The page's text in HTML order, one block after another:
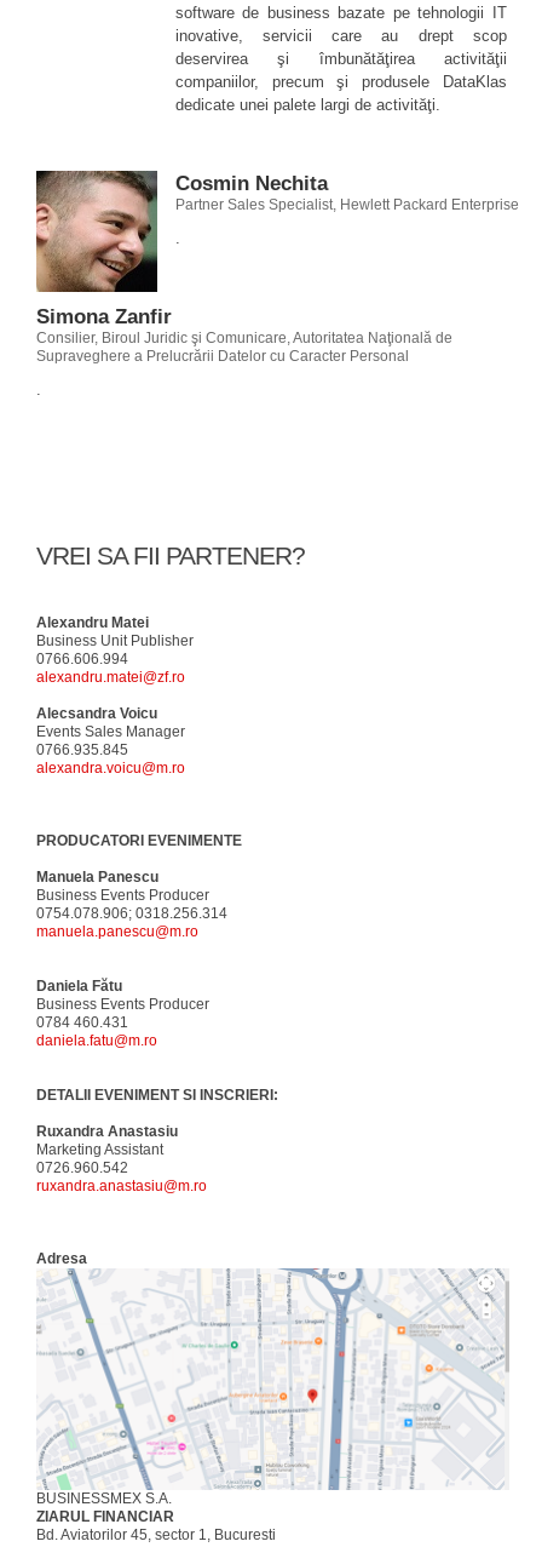
software de business bazate pe tehnologii IT
inovative, servicii care au drept scop
deservirea şi îmbunătăţirea activităţii
companiilor, precum şi produsele DataKlas
dedicate unei palete largi de activităţi.
Cosmin Nechita
Partner Sales Specialist, Hewlett Packard Enterprise
.
Simona Zanfir
Consilier, Biroul Juridic şi Comunicare, Autoritatea Naţională de
Supraveghere a Prelucrării Datelor cu Caracter Personal
.
VREI SA FII PARTENER?
Alexandru Matei
Business Unit Publisher
0766.606.994
alexandru.matei@zf.ro
Alecsandra Voicu
Events Sales Manager
0766.935.845
alexandra.voicu@m.ro
PRODUCATORI EVENIMENTE
Manuela Panescu
Business Events Producer
0754.078.906; 0318.256.314
manuela.panescu@m.ro
Daniela Fătu
Business Events Producer
0784 460.431
daniela.fatu@m.ro
DETALII EVENIMENT SI INSCRIERI:
Ruxandra Anastasiu
Marketing Assistant
0726.960.542
ruxandra.anastasiu@m.ro
Adresa
BUSINESSMEX S.A.
ZIARUL FINANCIAR
Bd. Aviatorilor 45, sector 1, Bucuresti